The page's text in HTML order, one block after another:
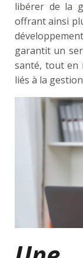
libérer de la
offrant ainsi
garantit un
santé, tout en
liés à la